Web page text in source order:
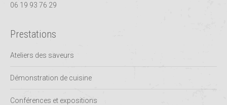
06 19 93 76 29
Prestations
Ateliers des saveurs
Démonstration de cuisine
Conférences et expositions